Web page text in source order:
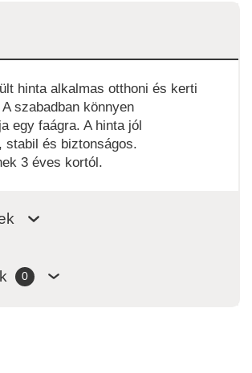
hinta alkalmas otthoni és kerti
szabadban könnyen
egy faágra. A hinta jól
stabil és biztonságos.
3 éves kortól.
0